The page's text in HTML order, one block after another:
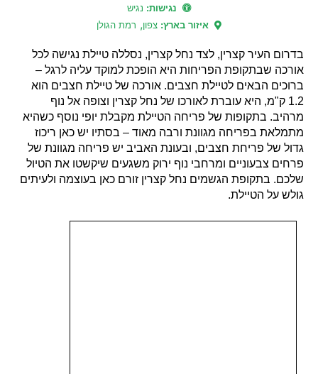
נגישות: נגיש
איזור בארץ: צפון, רמת הגולן
בדרום העיר קצרין, לצד נחל קצרין, נסללה טיילת נגישה לכל
אורכה שבתקופת הפריחות היא הופכת למוקד עליה לרגל –
ברוכים הבאים לטיילת חצבים. אורכה של טיילת חצבים הוא
1.2 ק"מ, היא עוברת לאורכו של נחל קצרין וצופה אל נוף
מרהיב. בתקופות של פריחה הטיילת מקבלת יופי נוסף כשהיא
מתמלאת בפריחה מגוונת ורבה מאוד – בסתיו יש כאן ריכוז
גדול של פריחת חצבים, ובעונת האביב יש פריחה מגוונת של
פרחים צבעוניים ומרחבי נוף ירוק משגעים שיקשטו את הטיול
שלכם. בתקופת הגשמים נחל קצרין זורם כאן בעוצמה ולעיתים
גולש על הטיילת.